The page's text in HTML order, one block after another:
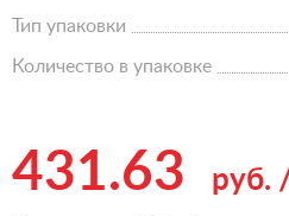
Тип упаковки
Количество в упаковке
431.63 руб.